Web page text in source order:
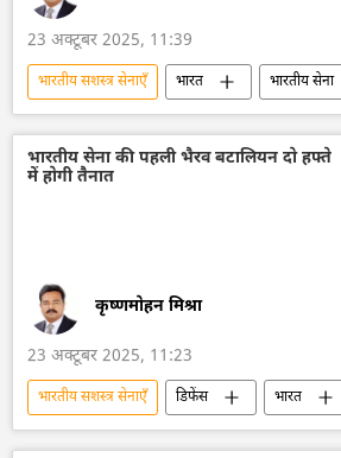
23 अक्टूबर 2025, 11:39
भारतीय सशस्‍त्र सेनाएँ भारत
भारतीय सेना
अडानी एंटरप्राइजेज
AK-203
ड्रोन
डिफेंस
भारतीय सेना की पहली भैरव बटालियन दो हफ्ते
में होगी तैनात
कृष्णमोहन मिश्रा
23 अक्टूबर 2025, 11:23
भारतीय सशस्‍त्र सेनाएँ डिफेंस
भारत
भारतीय सेना
पाकिस्तान
चीन